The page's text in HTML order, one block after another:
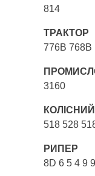
814
ТРАКТОР
776B 768B
3160
518 528
РИПЕР
8D 6 5 4 9